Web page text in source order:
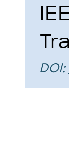
DOI: